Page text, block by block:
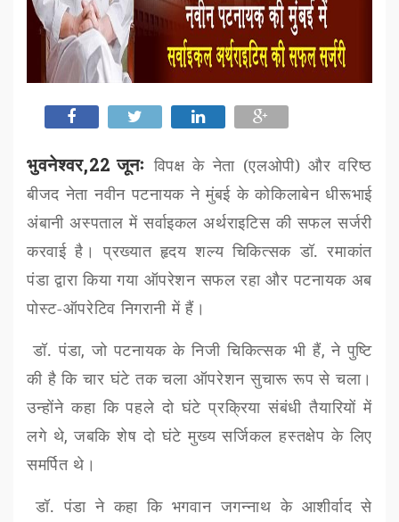
भुवनेश्वर,22 जूनः विपक्ष के नेता (एलओपी) और वरिष्ठ
बीजद नेता नवीन पटनायक ने मुंबई के कोकिलाबेन धीरूभाई
अंबानी अस्पताल में सर्वाइकल अर्थराइटिस की सफल सर्जरी
करवाई है। प्रख्यात हृदय शल्य चिकित्सक डॉ. रमाकांत
पंडा द्वारा किया गया ऑपरेशन सफल रहा और पटनायक अब
पोस्ट-ऑपरेटिव निगरानी में हैं।
डॉ. पंडा,जो पटनायक के निजी चिकित्सक भी हैं,ने पुष्टि
की है कि चार घंटे तक चला ऑपरेशन सुचारू रूप से चला।
उन्होंने कहा कि पहले दो घंटे प्रक्रिया संबंधी तैयारियों में
लगे थे,जबकि शेष दो घंटे मुख्य सर्जिकल हस्तक्षेप के लिए
समर्पित थे।
डॉ. पंडा ने कहा कि भगवान जगन्नाथ के आशीर्वाद से